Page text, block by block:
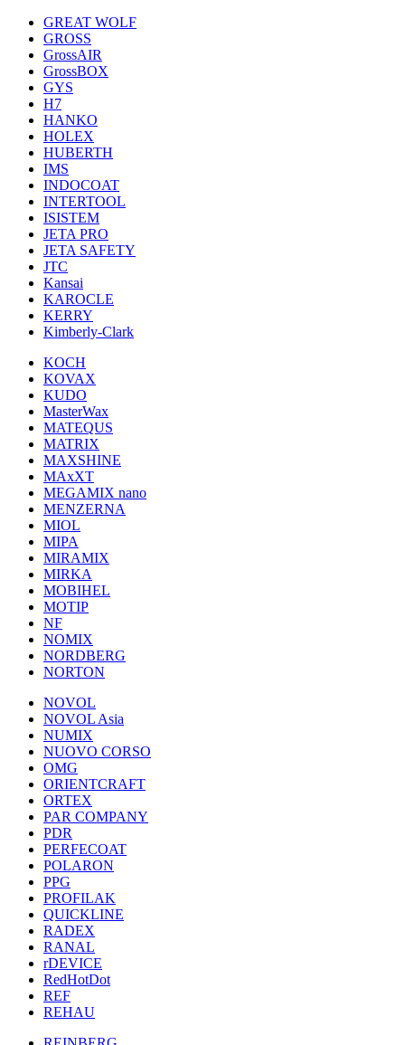
GREAT WOLF
GROSS
GrossAIR
GrossBOX
GYS
H7
HANKO
HOLEX
HUBERTH
IMS
INDOCOAT
INTERTOOL
ISISTEM
JETA PRO
JETA SAFETY
JTC
Kansai
KAROCLE
KERRY
Kimberly-Clark
KOCH
KOVAX
KUDO
MasterWax
MATEQUS
MATRIX
MAXSHINE
MAxXT
MEGAMIX nano
MENZERNA
MIOL
MIPA
MIRAMIX
MIRKA
MOBIHEL
MOTIP
NF
NOMIX
NORDBERG
NORTON
NOVOL
NOVOL Asia
NUMIX
NUOVO CORSO
OMG
ORIENTCRAFT
ORTEX
PAR COMPANY
PDR
PERFECOAT
POLARON
PPG
PROFILAK
QUICKLINE
RADEX
RANAL
rDEVICE
RedHotDot
REF
REHAU